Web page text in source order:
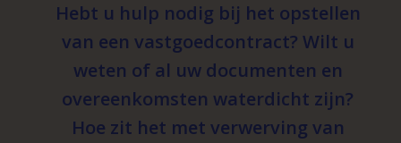
Hebt u hulp nodig bij het opstellen
van een vastgoedcontract? Wilt u
weten of al uw documenten en
overeenkomsten waterdicht zijn?
Hoe zit het met verwerving van